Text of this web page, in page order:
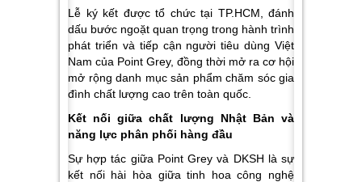
Lễ ký kết được tổ chức tại TP.HCM, đánh
dấu bước ngoặt quan trọng trong hành trình
phát triển và tiếp cận người tiêu dùng Việt
Nam của Point Grey, đồng thời mở ra cơ hội
mở rộng danh mục sản phẩm chăm sóc gia
đình chất lượng cao trên toàn quốc.
Kết nối giữa chất lượng Nhật Bản và
năng lực phân phối hàng đầu
Sự hợp tác giữa Point Grey và DKSH là sự
kết nối hài hòa giữa tinh hoa công nghệ